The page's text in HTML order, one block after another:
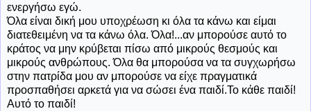
ενεργήσω εγώ.
Όλα είναι δική μου υποχρέωση κι όλα τα κάνω και είμαι
διατεθειμένη να τα κάνω όλα. Όλα!...αν μπορούσε αυτό το
κράτος να μην κρύβεται πίσω από μικρούς θεσμούς και
μικρούς ανθρώπους. Όλα θα μπορούσα να τα συγχωρήσω
στην πατρίδα μου αν μπορούσε να είχε πραγματικά
προσπαθήσει αρκετά για να σώσει ένα παιδί.Το κάθε παιδί!
Αυτό το παιδί!